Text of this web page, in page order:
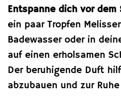
Entspanne dich vor dem
ein paar Tropfen
Badewasser oder in
auf einen erholsamen
Der beruhigende Duft
abzubauen und zur